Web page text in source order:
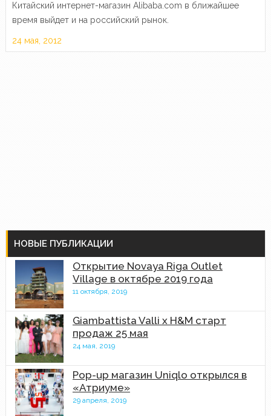
Китайский интернет-магазин Alibaba.com в ближайшее
время выйдет и на российский рынок.
24 мая, 2012
НОВЫЕ ПУБЛИКАЦИИ
Открытие Novaya Riga Outlet
Village в октябре 2019 года
11 октября, 2019
Giambattista Valli x H&M старт
продаж 25 мая
24 мая, 2019
Pop-up магазин Uniqlo открылся в
«Атриуме»
29 апреля, 2019